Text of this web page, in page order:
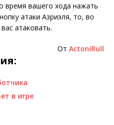
время вашего хода нажать
атаки Азриэля, то, во
атаковать.
От ActoniRull
в игре